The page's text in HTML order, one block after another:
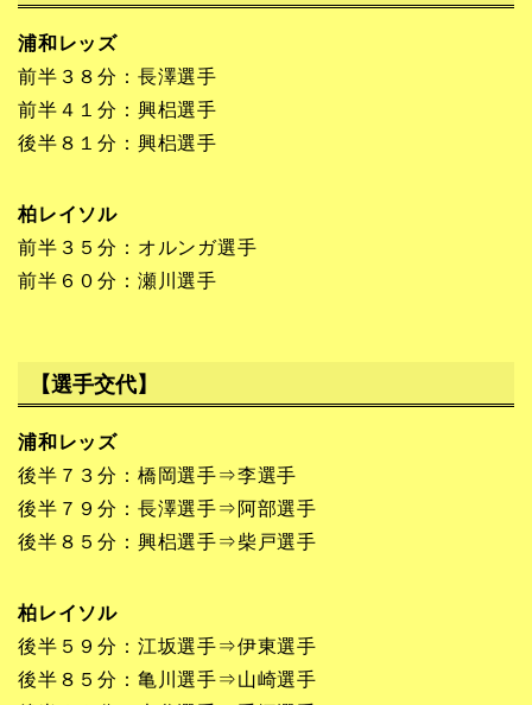
浦和レッズ
前半３８分：長澤選手
前半４１分：興梠選手
後半８１分：興梠選手
柏レイソル
前半３５分：オルンガ選手
前半６０分：瀬川選手
【選手交代】
浦和レッズ
後半７３分：橋岡選手⇒李選手
後半７９分：長澤選手⇒阿部選手
後半８５分：興梠選手⇒柴戸選手
柏レイソル
後半５９分：江坂選手⇒伊東選手
後半８５分：亀川選手⇒山崎選手